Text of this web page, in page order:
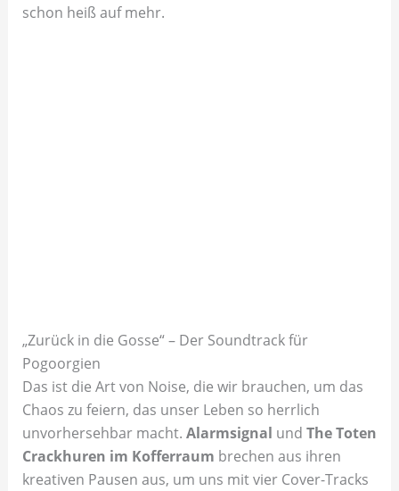
schon heiß auf mehr.
„Zurück in die Gosse“ – Der Soundtrack für
Pogoorgien
Das ist die Art von Noise, die wir brauchen, um das
Chaos zu feiern, das unser Leben so herrlich
unvorhersehbar macht. Alarmsignal und The Toten
Crackhuren im Kofferraum brechen aus ihren
kreativen Pausen aus, um uns mit vier Cover-Tracks